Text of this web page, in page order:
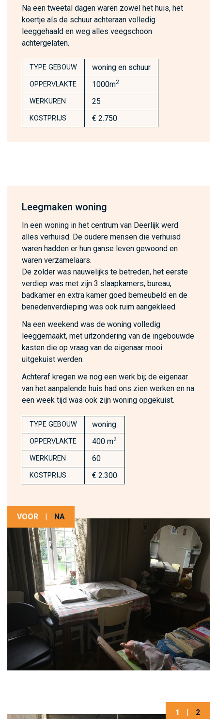
Na een tweetal dagen waren zowel het huis, het
koertje als de schuur achteraan volledig
leeggehaald en weg alles veegschoon
achtergelaten.
TYPE GEBOUW woning en schuur
OPPERVLAKTE 1000m2
WERKUREN 25
KOSTPRIJS € 2.750
Leegmaken woning
In een woning in het centrum van Deerlijk werd
alles verhuisd. De oudere mensen die verhuisd
waren hadden er hun ganse leven gewoond en
waren verzamelaars.
De zolder was nauwelijks te betreden, het eerste
verdiep was met zijn 3 slaapkamers, bureau,
badkamer en extra kamer goed bemeubeld en de
benedenverdieping was ook ruim aangekleed.
Na een weekend was de woning volledig
leeggemaakt, met uitzondering van de ingebouwde
kasten die op vraag van de eigenaar mooi
uitgekuist werden.
Achteraf kregen we nog een werk bij; de eigenaar
van het aanpalende huis had ons zien werken en na
een week tijd was ook zijn woning opgekuist.
TYPE GEBOUW woning
OPPERVLAKTE 400 m2
WERKUREN 60
KOSTPRIJS € 2.300
VOOR | NA
1 2